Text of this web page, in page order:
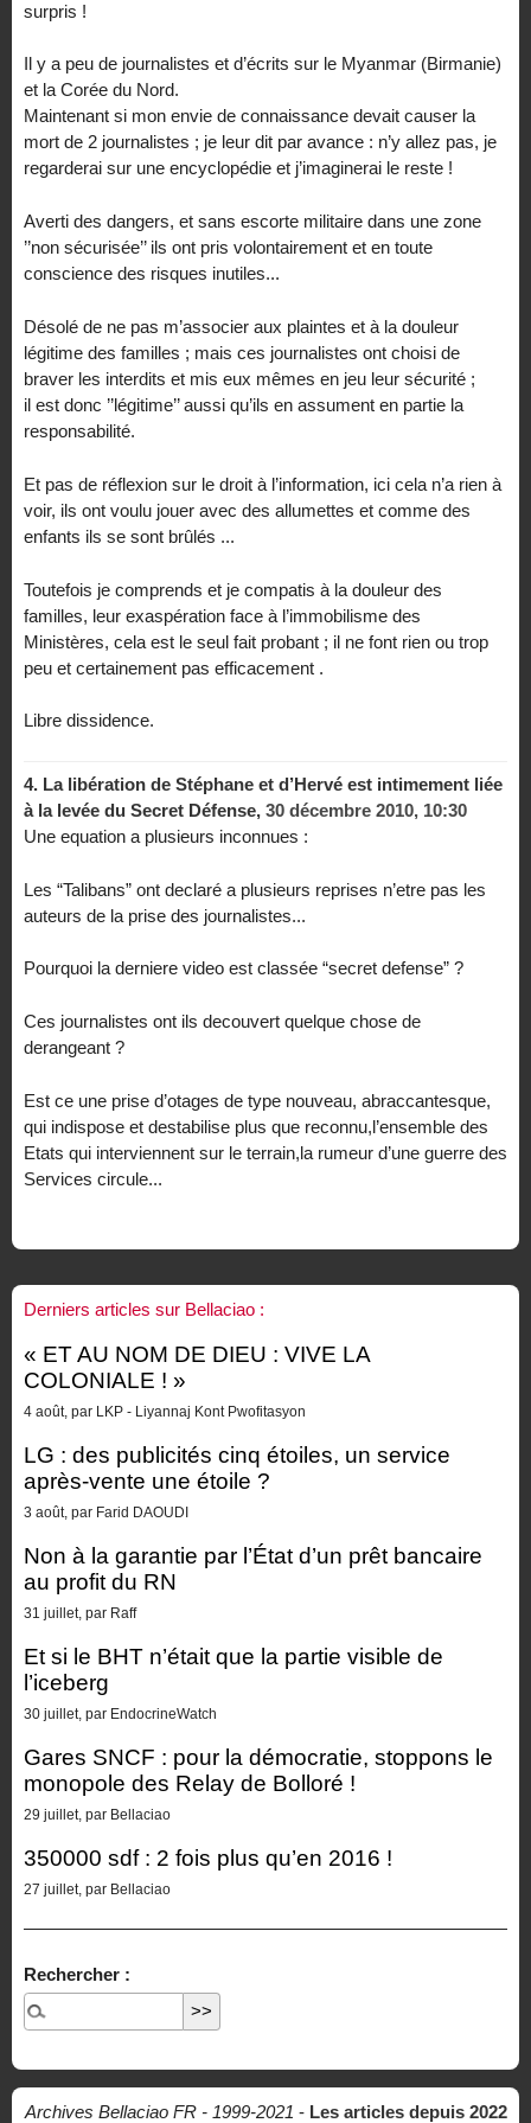
surpris !
Il y a peu de journalistes et d’écrits sur le Myanmar (Birmanie)
et la Corée du Nord.
Maintenant si mon envie de connaissance devait causer la
mort de 2 journalistes ; je leur dit par avance : n’y allez pas, je
regarderai sur une encyclopédie et j’imaginerai le reste !
Averti des dangers, et sans escorte militaire dans une zone
’’non sécurisée’’ ils ont pris volontairement et en toute
conscience des risques inutiles...
Désolé de ne pas m’associer aux plaintes et à la douleur
légitime des familles ; mais ces journalistes ont choisi de
braver les interdits et mis eux mêmes en jeu leur sécurité ;
il est donc ’’légitime’’ aussi qu’ils en assument en partie la
responsabilité.
Et pas de réflexion sur le droit à l’information, ici cela n’a rien à
voir, ils ont voulu jouer avec des allumettes et comme des
enfants ils se sont brûlés ...
Toutefois je comprends et je compatis à la douleur des
familles, leur exaspération face à l’immobilisme des
Ministères, cela est le seul fait probant ; il ne font rien ou trop
peu et certainement pas efficacement .
Libre dissidence.
4. La libération de Stéphane et d’Hervé est intimement liée
à la levée du Secret Défense, 30 décembre 2010, 10:30
Une equation a plusieurs inconnues :
Les “Talibans” ont declaré a plusieurs reprises n’etre pas les
auteurs de la prise des journalistes...
Pourquoi la derniere video est classée “secret defense” ?
Ces journalistes ont ils decouvert quelque chose de
derangeant ?
Est ce une prise d’otages de type nouveau, abraccantesque,
qui indispose et destabilise plus que reconnu,l’ensemble des
Etats qui interviennent sur le terrain,la rumeur d’une guerre des
Services circule...
Derniers articles sur Bellaciao :
« ET AU NOM DE DIEU : VIVE LA
COLONIALE ! »
4 août, par LKP - Liyannaj Kont Pwofitasyon
LG : des publicités cinq étoiles, un service
après-vente une étoile ?
3 août, par Farid DAOUDI
Non à la garantie par l’État d’un prêt bancaire
au profit du RN
31 juillet, par Raff
Et si le BHT n’était que la partie visible de
l’iceberg
30 juillet, par EndocrineWatch
Gares SNCF : pour la démocratie, stoppons le
monopole des Relay de Bolloré !
29 juillet, par Bellaciao
350000 sdf : 2 fois plus qu’en 2016 !
27 juillet, par Bellaciao
Rechercher :
Archives Bellaciao FR - 1999-2021 - Les articles depuis 2022